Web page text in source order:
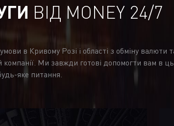
ВІД MONEY 24/7
в Кривому Розі і області з обміну
компанії. Ми завжди готові допомогти вам в
яке питання.